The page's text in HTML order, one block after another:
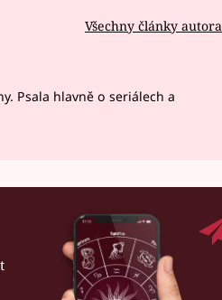
Všechny články autora
Psala hlavně o seriálech a